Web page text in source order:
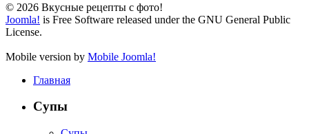
© 2026 Вкусные рецепты с фото!
Joomla! is Free Software released under the GNU General Public
License.
Mobile version by Mobile Joomla!
Главная
Супы